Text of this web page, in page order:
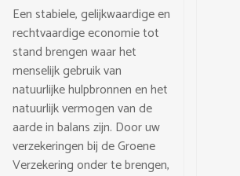
Een stabiele, gelijkwaardige en
rechtvaardige economie tot
stand brengen waar het
menselijk gebruik van
natuurlijke hulpbronnen en het
natuurlijk vermogen van de
aarde in balans zijn. Door uw
verzekeringen bij de Groene
Verzekering onder te brengen,